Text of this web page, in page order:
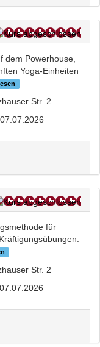
dem Powerhouse,
Yoga-Einheiten
Str. 2
07.07.2026
für
Str. 2
07.07.2026